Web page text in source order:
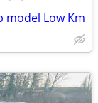
model Low Km